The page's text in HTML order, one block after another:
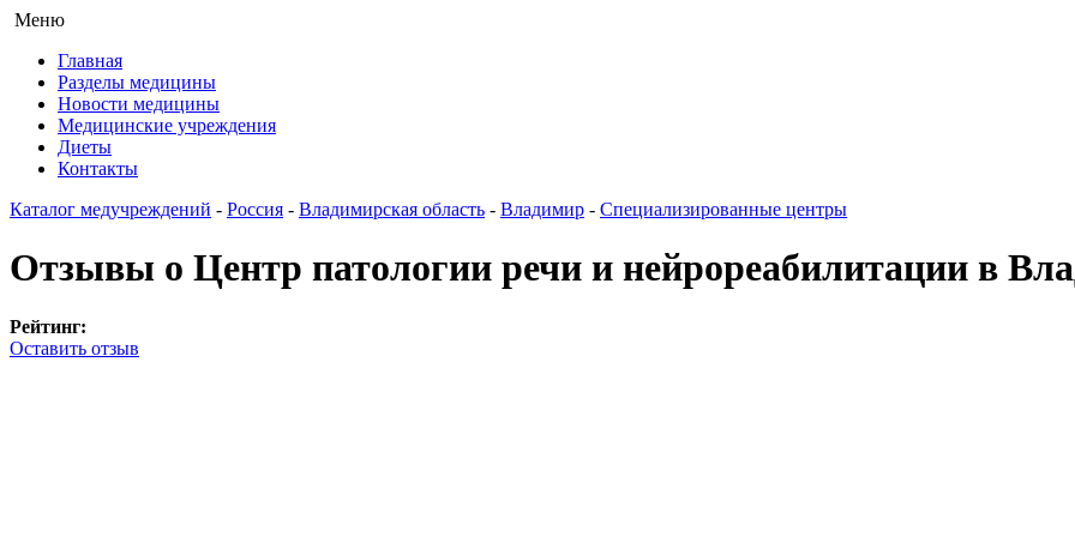
Меню
Главная
Разделы медицины
Новости медицины
Медицинские учреждения
Диеты
Контакты
Каталог медучреждений - Россия - Владимирская область - Владимир - Специализированные центры
Отзывы о Центр патологии речи и нейрореабилитации в
Рейтинг:
Оставить отзыв